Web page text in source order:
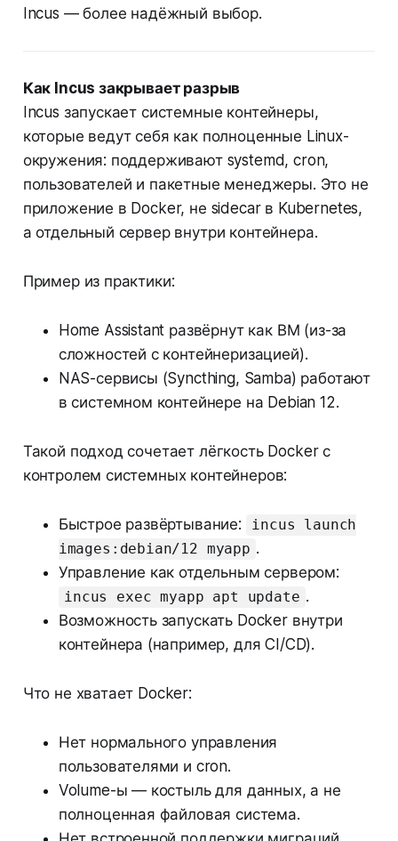
Incus — более надёжный выбор.
Как Incus закрывает разрыв
Incus запускает системные контейнеры,
которые ведут себя как полноценные Linux-
окружения: поддерживают systemd, cron,
пользователей и пакетные менеджеры. Это не
приложение в Docker, не sidecar в Kubernetes,
а отдельный сервер внутри контейнера.
Пример из практики:
Home Assistant развёрнут как ВМ (из-за
сложностей с контейнеризацией).
NAS-сервисы (Syncthing, Samba) работают
в системном контейнере на Debian 12.
Такой подход сочетает лёгкость Docker с
контролем системных контейнеров:
Быстрое развёртывание:
incus launch
images:debian/12 myapp .
Управление как отдельным сервером:
incus exec myapp apt update .
Возможность запускать Docker внутри
контейнера (например, для CI/CD).
Что не хватает Docker:
Нет нормального управления
пользователями и cron.
Volume-ы — костыль для данных, а не
полноценная файловая система.